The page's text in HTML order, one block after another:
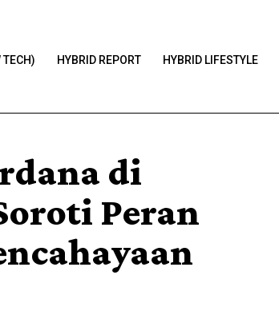
TECH) HYBRID REPORT HYBRID LIFESTYLE
di
Peran